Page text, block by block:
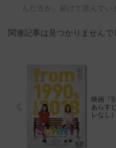
んだ方が、続けて読んでい
関連記事は見つかりませんで
映画『
あらす
レなし）